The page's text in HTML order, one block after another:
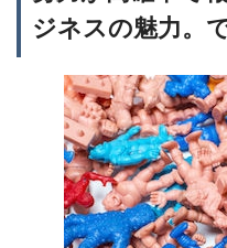
ジネスの魅力。